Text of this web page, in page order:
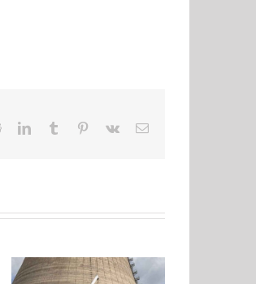
RedditLinkedInTumblr Pinterest
Vk
Ηλ.